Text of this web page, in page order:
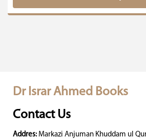
Dr Israr Ahmed Books
Contact Us
Addres: Markazi Anjuman Khuddam ul